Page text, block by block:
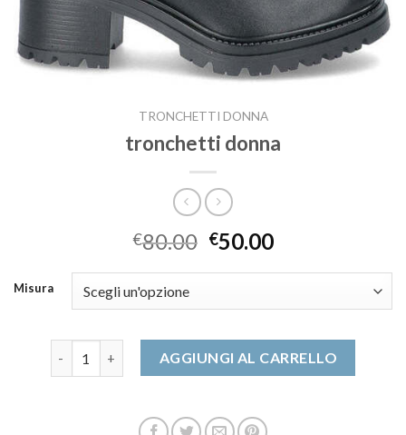
TRONCHETTI DONNA
tronchetti donna
€80.00 €50.00
Misura
tronchetti donna quantitàAGGIUNGI AL CARRELLO